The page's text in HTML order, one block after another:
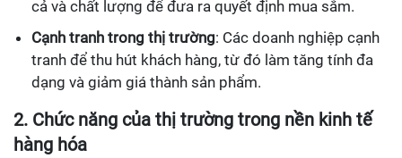
cả và chất lượng để đưa ra quyết định mua sắm.
Cạnh tranh trong thị trường: Các doanh nghiệp cạnh
tranh để thu hút khách hàng, từ đó làm tăng tính đa
dạng và giảm giá thành sản phẩm.
2. Chức năng của thị trường trong nền kinh tế
hàng hóa